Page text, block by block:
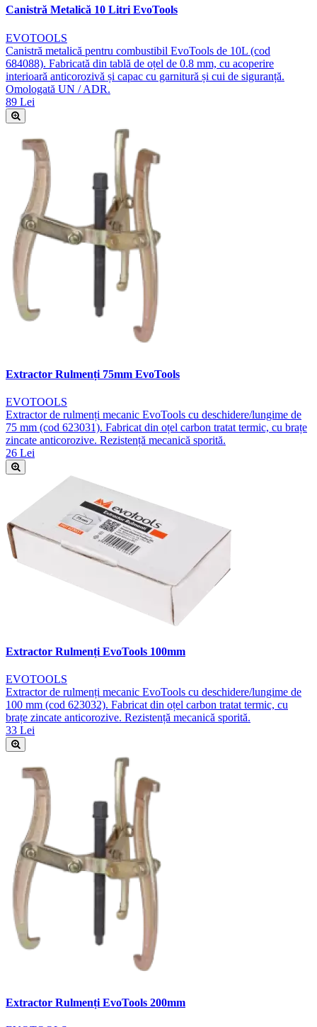
Canistră Metalică 10 Litri EvoTools
EVOTOOLS
Canistră metalică pentru combustibil EvoTools de 10L (cod
684088). Fabricată din tablă de oțel de 0.8 mm, cu acoperire
interioară anticorozivă și capac cu garnitură și cui de siguranță.
Omologată UN / ADR.
89 Lei
Extractor Rulmenți 75mm EvoTools
EVOTOOLS
Extractor de rulmenți mecanic EvoTools cu deschidere/lungime de
75 mm (cod 623031). Fabricat din oțel carbon tratat termic, cu brațe
zincate anticorozive. Rezistență mecanică sporită.
26 Lei
Extractor Rulmenți EvoTools 100mm
EVOTOOLS
Extractor de rulmenți mecanic EvoTools cu deschidere/lungime de
100 mm (cod 623032). Fabricat din oțel carbon tratat termic, cu
brațe zincate anticorozive. Rezistență mecanică sporită.
33 Lei
Extractor Rulmenți EvoTools 200mm